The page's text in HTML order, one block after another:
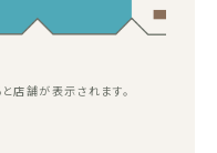
店舗が表示されます。